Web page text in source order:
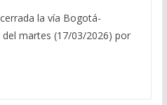
la vía Bogotá-
martes (17/03/2026) por